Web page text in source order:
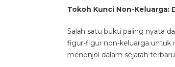
Tokoh Kunci Non-Keluarga:
Salah satu bukti paling nyata
figur-figur non-keluarga untuk
menonjol dalam sejarah